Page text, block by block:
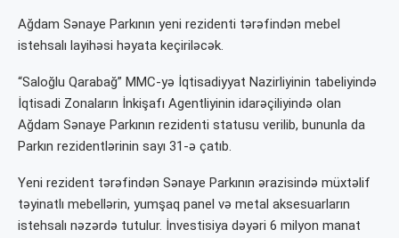
Ağdam Sənaye Parkının yeni rezidenti tərəfindən mebel
istehsalı layihəsi həyata keçiriləcək.
“Saloğlu Qarabağ” MMC-yə İqtisadiyyat Nazirliyinin tabeliyində
İqtisadi Zonaların İnkişafı Agentliyinin idarəçiliyində olan
Ağdam Sənaye Parkının rezidenti statusu verilib, bununla da
Parkın rezidentlərinin sayı 31-ə çatıb.
Yeni rezident tərəfindən Sənaye Parkının ərazisində müxtəlif
təyinatlı mebellərin, yumşaq panel və metal aksesuarların
istehsalı nəzərdə tutulur. İnvestisiya dəyəri 6 milyon manat